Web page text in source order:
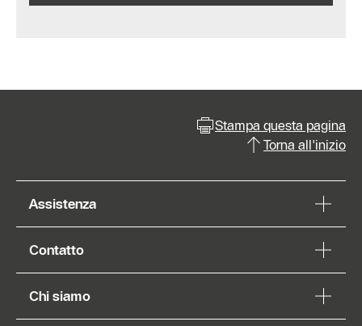
Stampa questa pagina
Torna all'inizio
Assistenza
Contatto
Chi siamo